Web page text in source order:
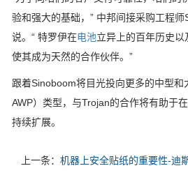
验和强大的基础，” 中邦间接采购工程
说。“ 特罗伊在电池立异上的百年历史以
使其成为天然的合作伙伴。”
跟着Sinoboom将目光投向更多的中型和
AWP）类型，与Trojan的合作将有助于
持续扩展。
上一条： 机器上安全贴纸的重要性-迪